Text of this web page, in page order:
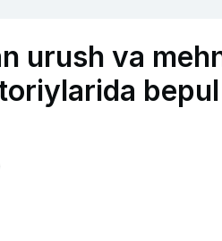
urush va